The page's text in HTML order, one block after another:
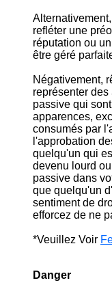
refléter une
réputation ou
être géré
Négativement,
représenter
passive qui
apparences,
consumés par
l'approbation
quelqu'un qui
devenu lourd
passive dans
que quelqu'un
sentiment de
efforcez de ne
*Veuillez Voir
Danger